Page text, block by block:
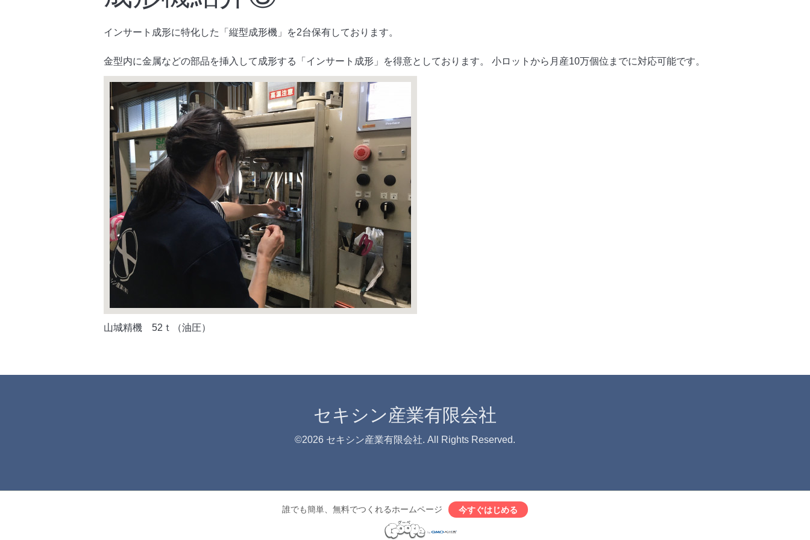
インサート成形に特化した「縦型成形機」を2台保有しております。
金型内に金属などの部品を挿入して成形する「インサート成形」を得意としております。 小ロットから月産10万個位までに対応可能です。
山城精機 52ｔ（油圧）
セキシン産業有限会社
©2026 セキシン産業有限会社. All Rights Reserved.
誰でも簡単、無料でつくれるホームページ 今すぐはじめる